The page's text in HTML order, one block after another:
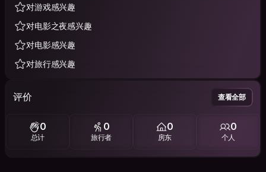
对游戏感兴趣
对电影之夜感兴趣
对电影感兴趣
对旅行感兴趣
评价 查看全部
0
总计
0
旅行者
0
房东
0
个人